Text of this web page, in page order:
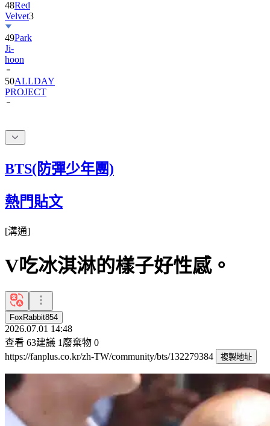
49Park
Ji-
hoon
50ALLDAY
PROJECT
BTS(防彈少年團)
熱門貼文
[溝通]
V吃冰淇淋的樣子好性感。
FoxRabbit854
2026.07.01 14:48
查看 63建議 1 廢棄物 0
https://fanplus.co.kr/zh-TW/community/bts/132279384
複製地址